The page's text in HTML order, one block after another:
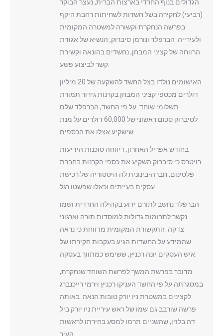
הגדולים בנוף החרדי בארצות הברית, נעצר הבוקר
(רביעי) לחקירה בשל חשדות לשחיתות רחבת היקף
בפרשה הנחקרת וקשורה למשטרה המקומית
ולעירייה. הברפלד ונורמן סיברוק, הנשיא של אגודת
הרווחה של קציני המבחן, נחשדים בהונאה וקשירת
האישומים נולדו בצל החשד להשקעה של 20 מיליון
דולרים מכספי קציני המבחן בקרנות גידור תמורת
תשלומי שוחד. על פי החשד, הברפלד שלם
לסיברוק סכום ראשוני של 60,000 דולרים על מנת
בחודש אפריל האחרון, דיווחה סוכנות הידיעות
רויטרס כי סיברוק השקיע את כספי הקרנות בחברת
פלטינום, חברה-בינונית לה היסטוריה של רכישת
הברפלד נחשב לתורם ידוע בקהילה החרדית ושמו
נקשר לתרומות גדולות למוסדות תורה וארגוני
צדקה. התקשורת המקומית מדווחת כי נראה
שהמידע על החשדות הגיע בעקבות חקירתו של
מדובר בפרשת המשך לפרשת השוחד שנחקרת,
במסגרתה על פי החשד העניקו רכניץ וירמי רייכנברג
לקצינים במשטרת ניו יורק טובות הנאה. באותה
פרשה שורבב גם שמו של ראש עיריית ניו יורק ביל
דה בלזיו, שהשניים תרמו למסע בחירתו לראשות